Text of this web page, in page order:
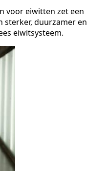
voor eiwitten zet een
sterker, duurzamer en
eiwitsysteem.